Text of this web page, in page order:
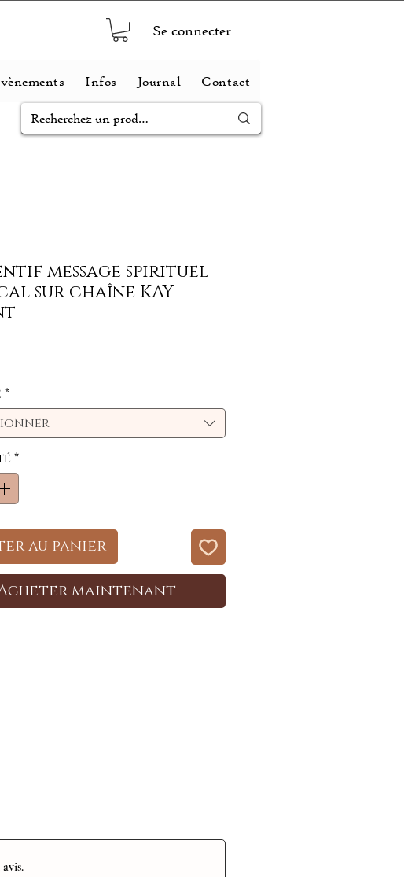
Se connecter
Infos Journal Contact
message spirituel
sur chaîne KAY
*
*
au panier
maintenant